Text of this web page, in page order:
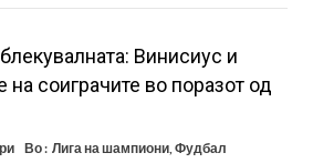
Винисиус и
соиграчите во поразот од
Во : Лига на шампиони,Фудбал